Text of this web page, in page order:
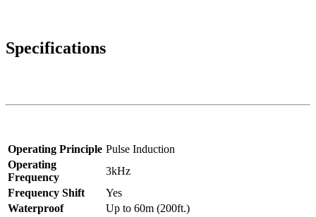
Specifications
Operating Principle Pulse Induction
Operating
Frequency
3kHz
Frequency Shift
Yes
Waterproof
Up to 60m (200ft.)